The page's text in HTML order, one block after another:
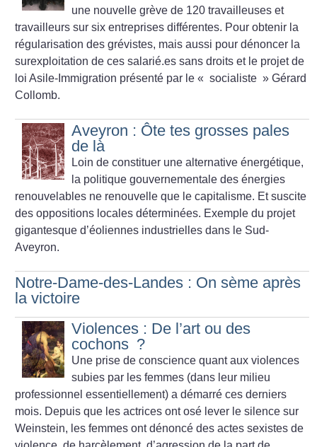
une nouvelle grève de 120 travailleuses et
travailleurs sur six entreprises différentes. Pour obtenir la
régularisation des grévistes, mais aussi pour dénoncer la
surexploitation de ces salarié.es sans droits et le projet de
loi Asile-Immigration présenté par le « socialiste » Gérard
Collomb.
Aveyron : Ôte tes grosses pales
de là
Loin de constituer une alternative énergétique,
la politique gouvernementale des énergies
renouvelables ne renouvelle que le capitalisme. Et suscite
des oppositions locales déterminées. Exemple du projet
gigantesque d’éoliennes industrielles dans le Sud-
Aveyron.
Notre-Dame-des-Landes : On sème après
la victoire
Violences : De l’art ou des
cochons ?
Une prise de conscience quant aux violences
subies par les femmes (dans leur milieu
professionnel essentiellement) a démarré ces derniers
mois. Depuis que les actrices ont osé lever le silence sur
Weinstein, les femmes ont dénoncé des actes sexistes de